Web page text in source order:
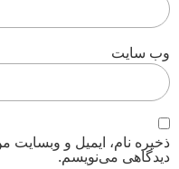
وب‌ سایت
ذخیره نام، ایمیل و وبسایت
دیدگاهی می‌نویسم.